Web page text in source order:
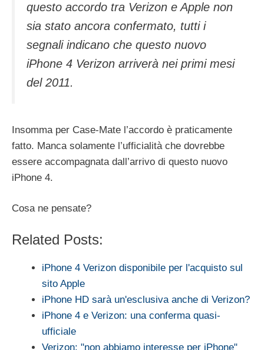
questo accordo tra Verizon e Apple non
sia stato ancora confermato, tutti i
segnali indicano che questo nuovo
iPhone 4 Verizon arriverà nei primi mesi
del 2011.
Insomma per Case-Mate l’accordo è praticamente
fatto. Manca solamente l’ufficialità che dovrebbe
essere accompagnata dall’arrivo di questo nuovo
iPhone 4.
Cosa ne pensate?
Related Posts:
iPhone 4 Verizon disponibile per l'acquisto sul
sito Apple
iPhone HD sarà un'esclusiva anche di Verizon?
iPhone 4 e Verizon: una conferma quasi-
ufficiale
Verizon: "non abbiamo interesse per iPhone"